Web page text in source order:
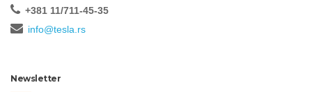
+381 11/711-45-35
info@tesla.rs
Newsletter